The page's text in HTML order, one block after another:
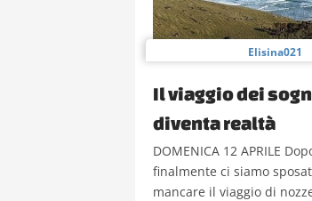
Elisina021
Il viaggio dei
diventa realtà
DOMENICA 12 APRILE
finalmente ci siamo
mancare il viaggio di